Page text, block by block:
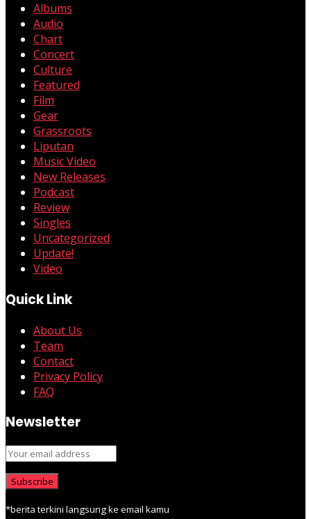
Albums
Audio
Chart
Concert
Culture
Featured
Film
Gear
Grassroots
Liputan
Music Video
New Releases
Podcast
Review
Singles
Uncategorized
Update!
Video
Quick Link
About Us
Team
Contact
Privacy Policy
FAQ
Newsletter
*berita terkini langsung ke email kamu